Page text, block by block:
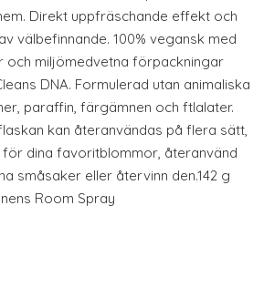
Direkt uppfräschande effekt och
välbefinnande. 100% vegansk med
och miljömedvetna förpackningar
DNA. Formulerad utan animaliska
paraffin, färgämnen och ftlalater.
kan återanvändas på flera sätt,
för dina favoritblommor, återanvänd
småsaker eller återvinn den.142 g
Room Spray